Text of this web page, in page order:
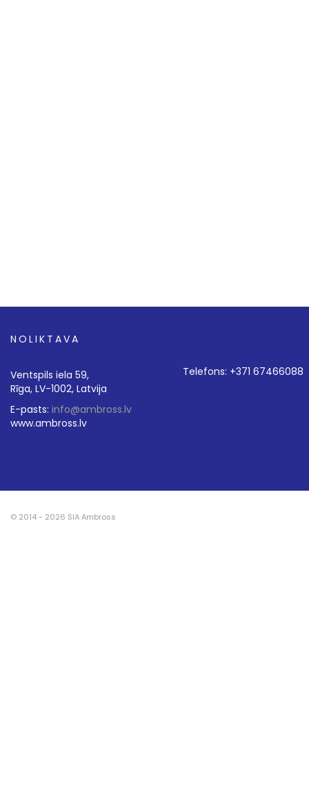
NOLIKTAVA
Ventspils iela 59,
Rīga, LV-1002, Latvija
E-pasts: info@ambross.lv
www.ambross.lv
Telefons: +371 67466088
© 2014 - 2026 SIA Ambross